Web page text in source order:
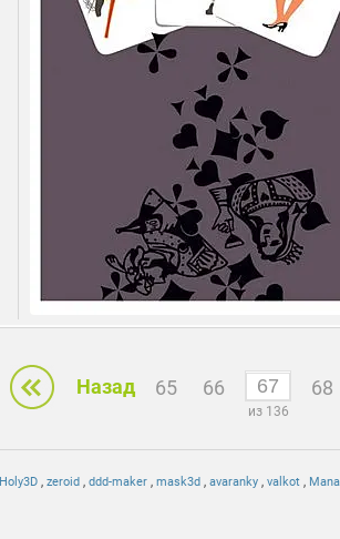
Назад 65 66
из 136
68
Holy3D , zeroid , ddd-maker , mask3d , avaranky , valkot ,